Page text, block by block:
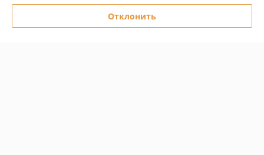
Политика обработки cookiesОтклонить